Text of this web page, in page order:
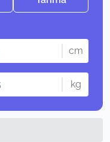
cm
kg